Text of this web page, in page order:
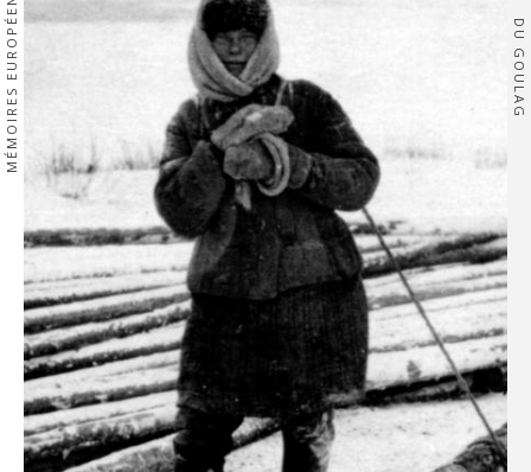
MÉMOIRES EUROPÉENNES DU GOULAG